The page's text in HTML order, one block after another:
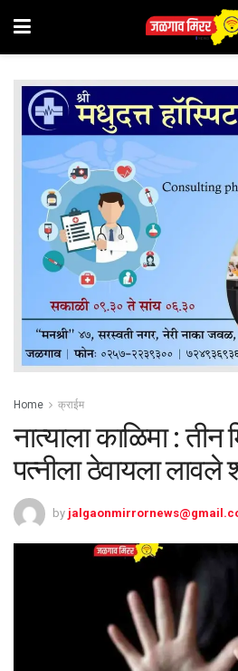
Home क्राईम
नात्याला काळिमा : तीन
पत्नीला ठेवायला लावले
by